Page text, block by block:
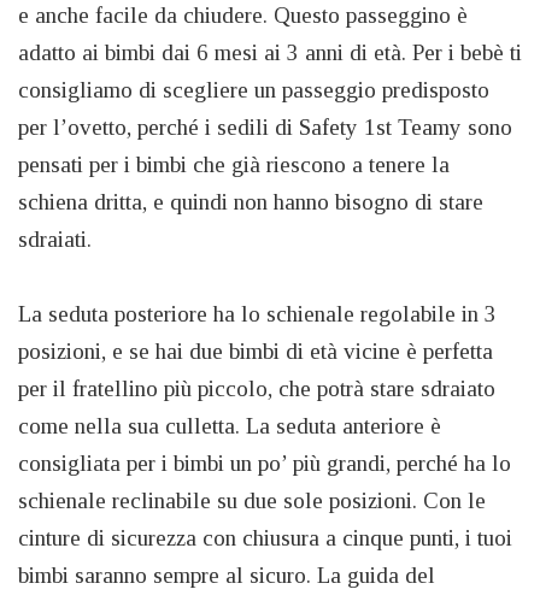
e anche facile da chiudere. Questo passeggino è
adatto ai bimbi dai 6 mesi ai 3 anni di età. Per i bebè ti
consigliamo di scegliere un passeggio predisposto
per l’ovetto, perché i sedili di Safety 1st Teamy sono
pensati per i bimbi che già riescono a tenere la
schiena dritta, e quindi non hanno bisogno di stare
sdraiati.
La seduta posteriore ha lo schienale regolabile in 3
posizioni, e se hai due bimbi di età vicine è perfetta
per il fratellino più piccolo, che potrà stare sdraiato
come nella sua culletta. La seduta anteriore è
consigliata per i bimbi un po’ più grandi, perché ha lo
schienale reclinabile su due sole posizioni. Con le
cinture di sicurezza con chiusura a cinque punti, i tuoi
bimbi saranno sempre al sicuro. La guida del